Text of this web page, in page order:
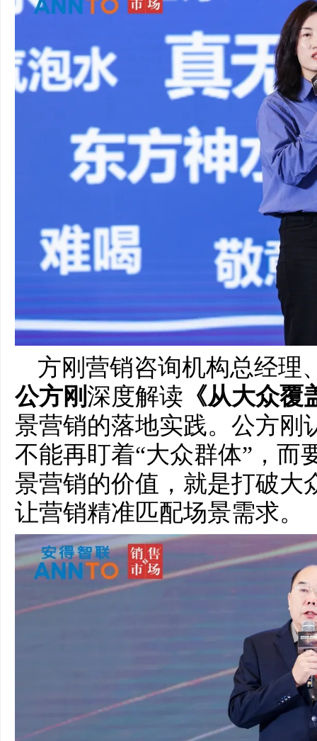
方刚营销咨询机构总经理
公方刚深度解读 《从大众
景营销的落地实践。公方刚
不能再盯着“大众群体”，而
景营销的价值，就是打破大
让营销精准匹配场景需求。